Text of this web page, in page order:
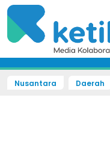
Nusantara Daerah